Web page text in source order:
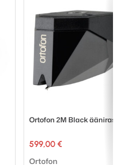
Ortofon 2M Black
599,00 €
Tuotemerkki:
Ortofon